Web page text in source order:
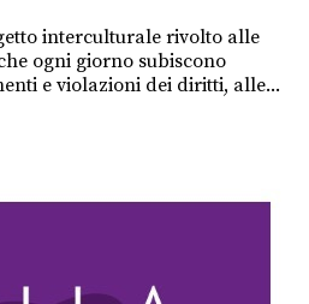
interculturale rivolto alle
ogni giorno subiscono
e violazioni dei diritti, alle...